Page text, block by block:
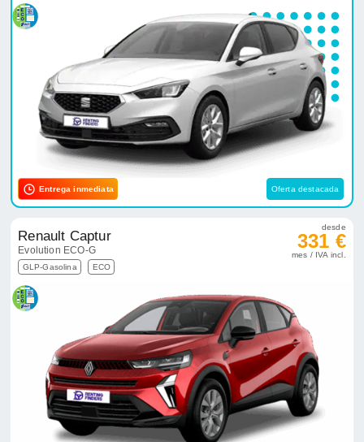
Entrega inmediata Oferta destacada
Renault Captur
Evolution ECO-G
GLP-Gasolina ECO
desde
331 €
mes / IVA incl.